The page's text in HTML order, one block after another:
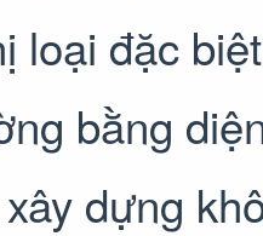
loại đặc
bằng
dựng